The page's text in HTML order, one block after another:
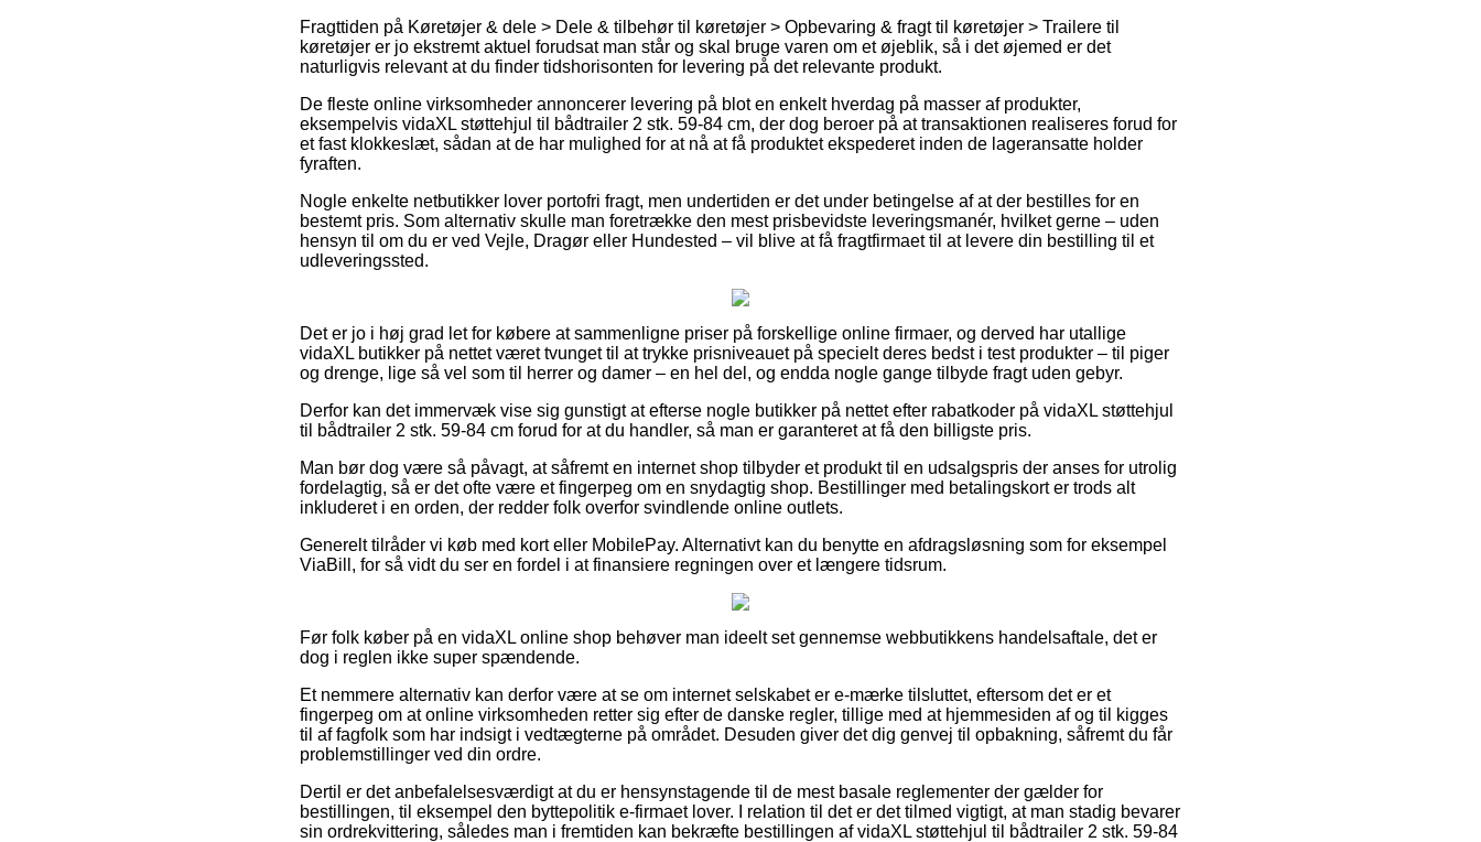
Fragttiden på Køretøjer & dele > Dele & tilbehør til køretøjer > Opbevaring & fragt til køretøjer > Trailere til
køretøjer er jo ekstremt aktuel forudsat man står og skal bruge varen om et øjeblik, så i det øjemed er det
naturligvis relevant at du finder tidshorisonten for levering på det relevante produkt.
De fleste online virksomheder annoncerer levering på blot en enkelt hverdag på masser af produkter,
eksempelvis vidaXL støttehjul til bådtrailer 2 stk. 59-84 cm, der dog beroer på at transaktionen realiseres forud for
et fast klokkeslæt, sådan at de har mulighed for at nå at få produktet ekspederet inden de lageransatte holder
fyraften.
Nogle enkelte netbutikker lover portofri fragt, men undertiden er det under betingelse af at der bestilles for en
bestemt pris. Som alternativ skulle man foretrække den mest prisbevidste leveringsmanér, hvilket gerne – uden
hensyn til om du er ved Vejle, Dragør eller Hundested – vil blive at få fragtfirmaet til at levere din bestilling til et
udleveringssted.
Det er jo i høj grad let for købere at sammenligne priser på forskellige online firmaer, og derved har utallige
vidaXL butikker på nettet været tvunget til at trykke prisniveauet på specielt deres bedst i test produkter – til piger
og drenge, lige så vel som til herrer og damer – en hel del, og endda nogle gange tilbyde fragt uden gebyr.
Derfor kan det immervæk vise sig gunstigt at efterse nogle butikker på nettet efter rabatkoder på vidaXL støttehjul
til bådtrailer 2 stk. 59-84 cm forud for at du handler, så man er garanteret at få den billigste pris.
Man bør dog være så påvagt, at såfremt en internet shop tilbyder et produkt til en udsalgspris der anses for utrolig
fordelagtig, så er det ofte være et fingerpeg om en snydagtig shop. Bestillinger med betalingskort er trods alt
inkluderet i en orden, der redder folk overfor svindlende online outlets.
Generelt tilråder vi køb med kort eller MobilePay. Alternativt kan du benytte en afdragsløsning som for eksempel
ViaBill, for så vidt du ser en fordel i at finansiere regningen over et længere tidsrum.
Før folk køber på en vidaXL online shop behøver man ideelt set gennemse webbutikkens handelsaftale, det er
dog i reglen ikke super spændende.
Et nemmere alternativ kan derfor være at se om internet selskabet er e-mærke tilsluttet, eftersom det er et
fingerpeg om at online virksomheden retter sig efter de danske regler, tillige med at hjemmesiden af og til kigges
til af fagfolk som har indsigt i vedtægterne på området. Desuden giver det dig genvej til opbakning, såfremt du får
problemstillinger ved din ordre.
Dertil er det anbefalelsesværdigt at du er hensynstagende til de mest basale reglementer der gælder for
bestillingen, til eksempel den byttepolitik e-firmaet lover. I relation til det er det tilmed vigtigt, at man stadig bevarer
sin ordrekvittering, således man i fremtiden kan bekræfte bestillingen af vidaXL støttehjul til bådtrailer 2 stk. 59-84